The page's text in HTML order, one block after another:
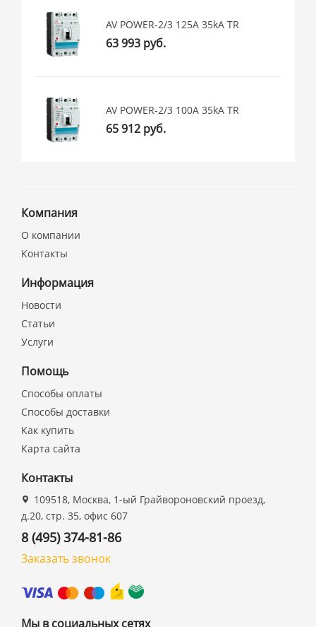
AV POWER-2/3 125А 35kA TR
63 993 руб.
AV POWER-2/3 100А 35kA TR
65 912 руб.
Компания
О компании
Контакты
Информация
Новости
Статьи
Услуги
Помощь
Способы оплаты
Способы доставки
Как купить
Карта сайта
Контакты
109518, Москва, 1-ый Грайвороновский проезд,
д.20, стр. 35, офис 607
8 (495) 374-81-86
Заказать звонок
Мы в социальных сетях